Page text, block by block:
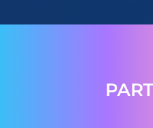
Innovazione Sociale” (LS-
fragilità, salute, tecnologie